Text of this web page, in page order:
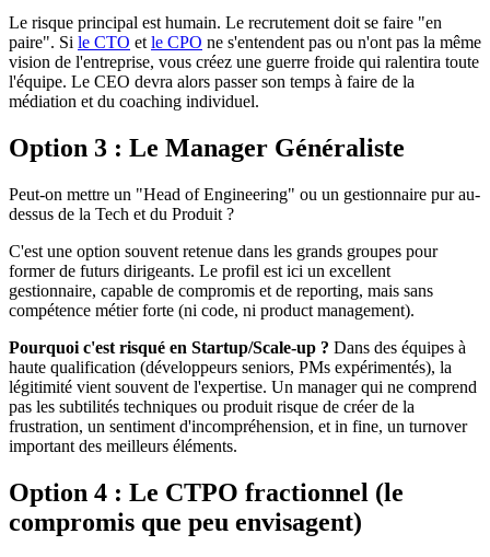
Le risque principal est humain. Le recrutement doit se faire "en
paire". Si le CTO et le CPO ne s'entendent pas ou n'ont pas la même
vision de l'entreprise, vous créez une guerre froide qui ralentira toute
l'équipe. Le CEO devra alors passer son temps à faire de la
médiation et du coaching individuel.
Option 3 : Le Manager Généraliste
Peut-on mettre un "Head of Engineering" ou un gestionnaire pur au-
dessus de la Tech et du Produit ?
C'est une option souvent retenue dans les grands groupes pour
former de futurs dirigeants. Le profil est ici un excellent
gestionnaire, capable de compromis et de reporting, mais sans
compétence métier forte (ni code, ni product management).
Pourquoi c'est risqué en Startup/Scale-up ? Dans des équipes à
haute qualification (développeurs seniors, PMs expérimentés), la
légitimité vient souvent de l'expertise. Un manager qui ne comprend
pas les subtilités techniques ou produit risque de créer de la
frustration, un sentiment d'incompréhension, et in fine, un turnover
important des meilleurs éléments.
Option 4 : Le CTPO fractionnel (le
compromis que peu envisagent)